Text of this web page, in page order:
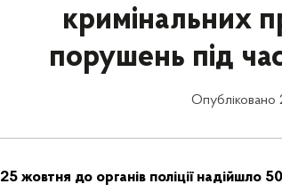
кримінальних
порушень під
25 жовтня до органів поліції надійшло